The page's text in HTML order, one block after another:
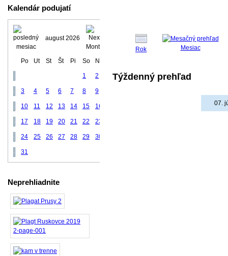
Rok Mesiac
Týždenný prehľad
07.
Kalendár podujatí
august 2026
Po Ut St Št Pi So Ne
1 2
3 4 5 6 7 8 9
10 11 12 13 14 15 16
17 18 19 20 21 22 23
24 25 26 27 28 29 30
31
Neprehliadnite